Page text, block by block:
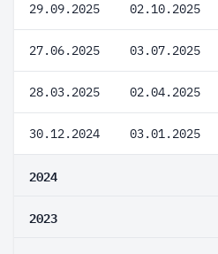
29.09.2025 02.10.2025
27.06.2025 03.07.2025
28.03.2025 02.04.2025
30.12.2024 03.01.2025
2024
2023